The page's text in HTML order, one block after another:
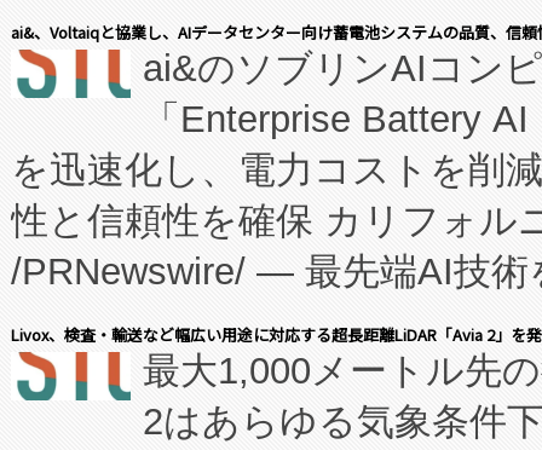
表しました。 同社の実績ある
manufacturing™ (FCCM™) プ
たNeXは、バイオ医薬品製造
従来のフェッドバッチ施設の
に、患者やサプライチェーン
キー方式で拡張性が高く、持
す。FCCM‑を活用した現地生
患者にとっての費用負担を大
のアクセスを大幅に拡大する
ai&、Voltaiqと協業し、AIデータセンター向け蓄電池システムの品質、信
ai&のソブリンAIコン
「Enterprise Battery
を迅速化し、電力コストを削
性と信頼性を確保 カリフォル
/PRNewswire/ — 最先端AI技術
会社エーアイ・アンド：本社
President原信平）と、エンタ
ードするVoltaiqは、日本にあ
Livox、検査・輸送など幅広い用途に対応する超長距離LiDAR「Avia 2」を
最大1,000メートル先
2はあらゆる気象条件